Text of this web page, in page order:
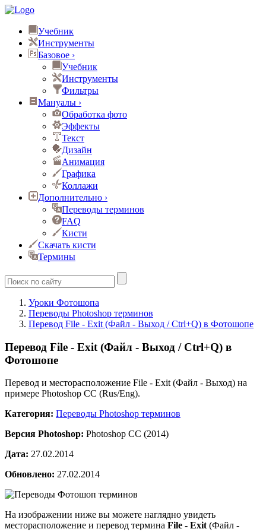
Учебник
Инструменты
Базовое ›
Учебник
Инструменты
Фильтры
Мануалы ›
Обработка фото
Эффекты
Текст
Дизайн
Анимация
Графика
Коллажи
Дополнительно ›
Переводы терминов
FAQ
Кисти
Скачать кисти
Термины
Уроки Фотошопа
Переводы Photoshop терминов
Перевод File - Exit (Файл - Выход / Ctrl+Q) в Фотошопе
Перевод File - Exit (Файл - Выход / Ctrl+Q) в
Фотошопе
Перевод и месторасположение File - Exit (Файл - Выход) на
примере Photoshop CC (Rus/Eng).
Категория: Переводы Photoshop терминов
Версия Photoshop: Photoshop CC (2014)
Дата: 27.02.2014
Обновлено: 27.02.2014
На изображении ниже вы можете наглядно увидеть
месторасположение и перевод термина File - Exit(Файл -